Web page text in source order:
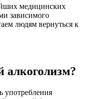
медицинских
зависимого
людям вернуться к
алкоголизм?
употребления